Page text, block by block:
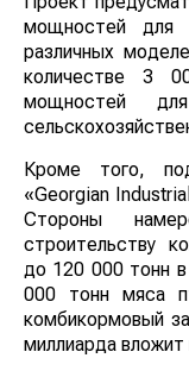
мощностей для
различных
количестве 3
мощностей
Кроме того,
«Georgian
Стороны
строительству
до 120 000 тонн
000 тонн мяса
комбикормовый
миллиарда вложит